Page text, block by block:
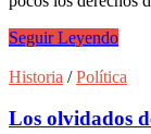
Güemes:
la
nacional
Seguir Leyendo
Historia /Política
Los olvidados